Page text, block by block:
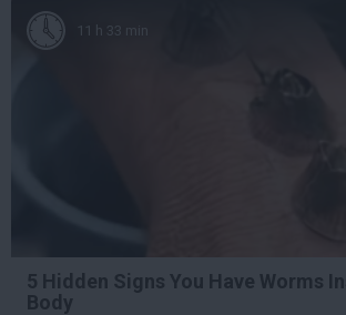
11 h 33 min
5 Hidden Signs You Have Worms
Body